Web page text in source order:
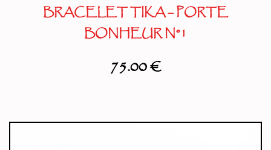
BRACELET TIKA – PORTE
BONHEUR N°1
75.00€